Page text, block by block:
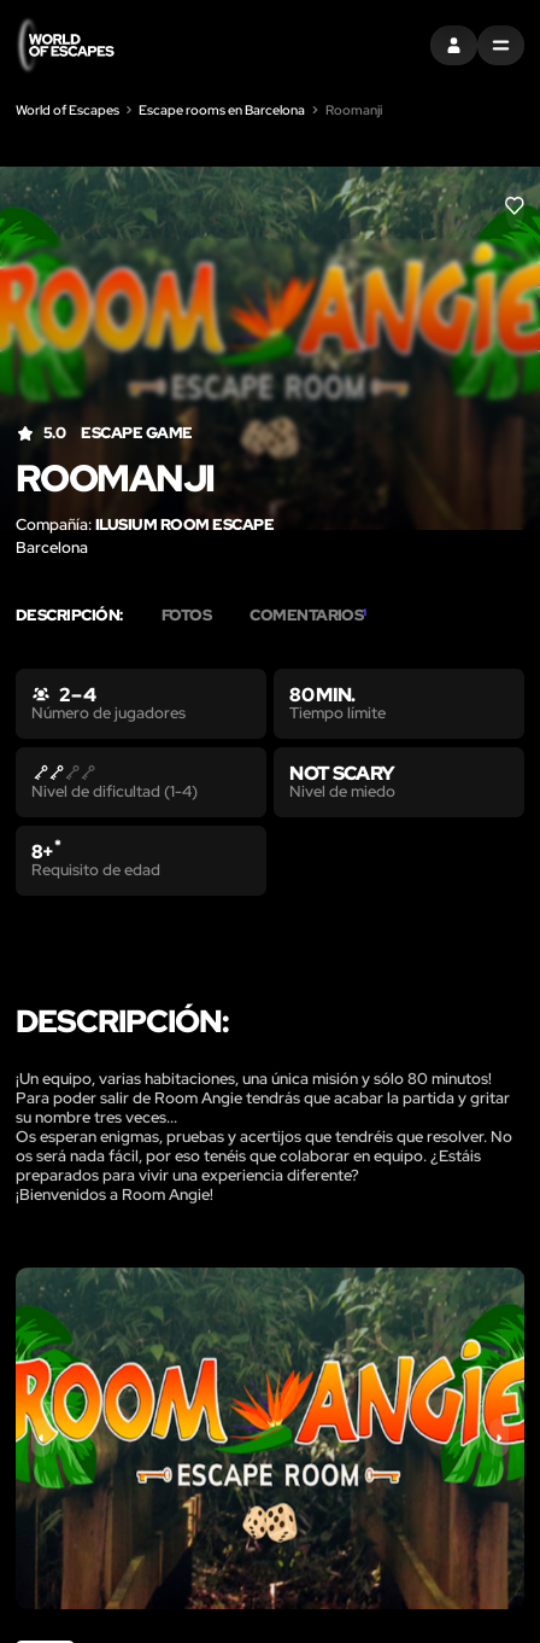
ENTRARMENU
World of Escapes Escape rooms en Barcelona Roomanji
LIKE
5.0 ESCAPE GAME
ROOMANJI
Compañía:ILUSIUM ROOM ESCAPE
Barcelona
DESCRIPCIÓN: FOTOS COMENTARIOS1
2 – 4
Número de jugadores
80 MIN.
Tiempo límite
Nivel de dificultad (1-4)
NOT SCARY
Nivel de miedo
8+*
Requisito de edad
DESCRIPCIÓN:
¡Un equipo, varias habitaciones, una única misión y sólo 80 minutos!
Para poder salir de Room Angie tendrás que acabar la partida y gritar
su nombre tres veces...
Os esperan enigmas, pruebas y acertijos que tendréis que resolver. No
os será nada fácil, por eso tenéis que colaborar en equipo. ¿Estáis
preparados para vivir una experiencia diferente?
¡Bienvenidos a Room Angie!